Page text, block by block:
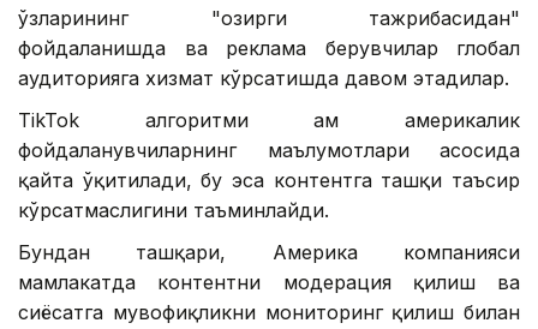
ўзларининг "ҳозирги тажрибасидан"
фойдаланишда ва реклама берувчилар глобал
аудиторияга хизмат кўрсатишда давом этадилар.
TikTok алгоритми ҳам америкалик
фойдаланувчиларнинг маълумотлари асосида
қайта ўқитилади, бу эса контентга ташқи таъсир
кўрсатмаслигини таъминлайди.
Бундан ташқари, Америка компанияси
мамлакатда контентни модерация қилиш ва
сиёсатга мувофиқликни мониторинг қилиш билан